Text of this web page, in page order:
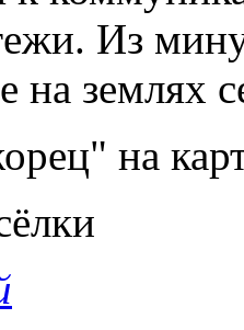
Из
на землях
на